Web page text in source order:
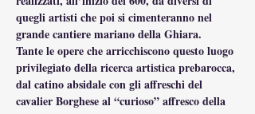
quegli artisti che poi si cimenteranno nel
grande cantiere mariano della Ghiara.
Tante le opere che arricchiscono questo luogo
privilegiato della ricerca artistica prebarocca,
dal catino absidale con gli affreschi del
cavalier Borghese al “curioso” affresco della